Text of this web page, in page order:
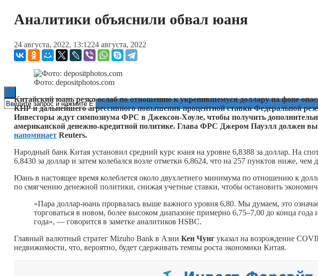
ESG
Аналитики объяснили обвал юаня
24 августа, 2022, 13:1224 августа, 2022
Фото: depositphotos.com
Китайский юань резко ослаб по отношению к укрепившемуся доллару на фоне
КНР и дальнейшего агрессивного повышения процентной ставки Федеральной
Инвесторы ждут симпозиума ФРС в Джексон-Хоуле, чтобы получить
американской денежно-кредитной политике. Глава ФРС Джером Пауэлл должен
напоминает Reuters.
Народный банк Китая установил средний курс юаня на уровне 6,8388 за доллар. На
6,8430 за доллар и затем колебался возле отметки 6,8624, что на 257 пунктов ниже, чем
Юань в настоящее время колеблется около двухлетнего минимума по отношению к
по смягчению денежной политики, снижая учетные ставки, чтобы остановить
«Пара доллар-юань прорвалась выше важного уровня 6,80. Мы думаем, это
торговаться в новом, более высоком диапазоне примерно 6,75–7,00 до конца
года», — говорится в заметке аналитиков HSBC.
Главный валютный стратег Mizuho Bank в Азии Кен Чунг указал на возрождение
недвижимости, что, вероятно, будет сдерживать темпы роста экономики Китая.